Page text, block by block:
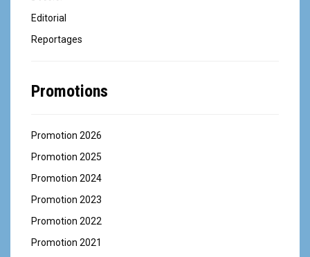
Editorial
Reportages
Promotions
Promotion 2026
Promotion 2025
Promotion 2024
Promotion 2023
Promotion 2022
Promotion 2021